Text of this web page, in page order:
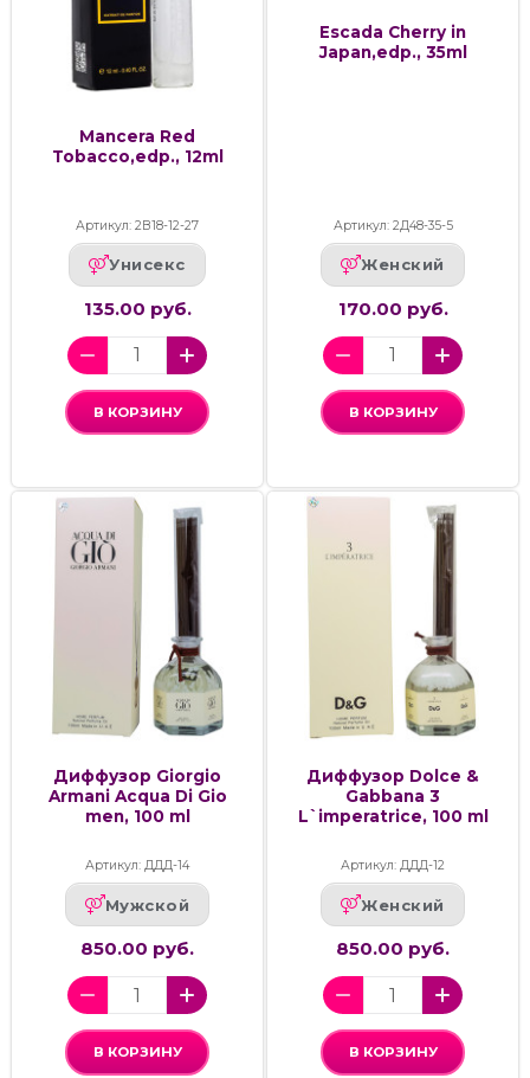
Mancera Red
Tobacco,edp., 12ml
Артикул: 2В18-12-27
Унисекс
135.00 руб.
В КОРЗИНУ
Escada Cherry in
Japan,edp., 35ml
Артикул: 2Д48-35-5
Женский
170.00 руб.
В КОРЗИНУ
Диффузор Giorgio
Armani Acqua Di Gio
men, 100 ml
Артикул: ДДД-14
Мужской
850.00 руб.
В КОРЗИНУ
Диффузор Dolce &
Gabbana 3
L`imperatrice, 100 ml
Артикул: ДДД-12
Женский
850.00 руб.
В КОРЗИНУ